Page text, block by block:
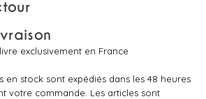
exclusivement en France
en stock sont expédiés dans les 48 heures
votre commande. Les articles sont